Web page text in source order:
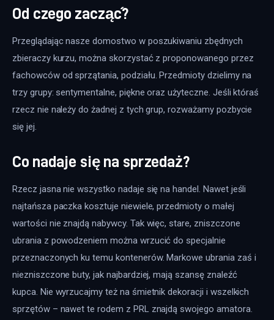
Od czego zacząć?
Przeglądając nasze domostwo w poszukiwaniu zbędnych
zbieraczy kurzu, można skorzystać z proponowanego przez
fachowców od sprzątania, podziału. Przedmioty dzielimy na
trzy grupy: sentymentalne, piękne oraz użyteczne. Jeśli któraś
rzecz nie należy do żadnej z tych grup, rozważamy pozbycie
się jej.
Co nadaje się na sprzedaż?
Rzecz jasna nie wszystko nadaje się na handel. Nawet jeśli
najtańsza paczka kosztuje niewiele, przedmioty o małej
wartości nie znajdą nabywcy. Tak więc, stare, zniszczone
ubrania z powodzeniem można wrzucić do specjalnie
przeznaczonych ku temu kontenerów. Markowe ubrania zaś i
niezniszczone buty, jak najbardziej, mają szansę znaleźć
kupca. Nie wyrzucajmy też na śmietnik dekoracji i wszelkich
sprzętów – nawet te rodem z PRL znajdą swojego amatora.